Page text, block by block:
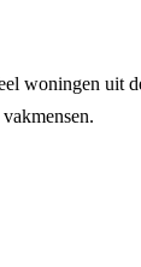
woningen uit